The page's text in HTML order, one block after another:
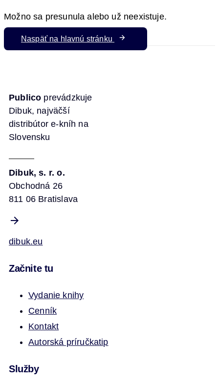
Možno sa presunula alebo už neexistuje.
Naspäť na hlavnú stránku
Publico prevádzkuje
Dibuk, najväčší
distribútor e-kníh na
Slovensku
Dibuk, s. r. o.
Obchodná 26
811 06 Bratislava
dibuk.eu
Začnite tu
Vydanie knihy
Cenník
Kontakt
Autorská príručkatip
Služby